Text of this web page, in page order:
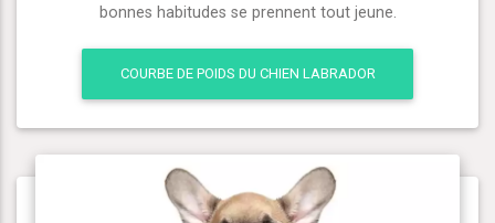
bonnes habitudes se prennent tout jeune.
COURBE DE POIDS DU CHIEN LABRADOR